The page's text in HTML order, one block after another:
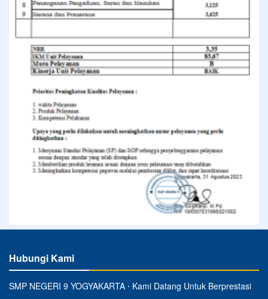
Hubungi Kami
SMP NEGERI 9 YOGYAKARTA ⋅ Kami Datang Untuk Berprestasi